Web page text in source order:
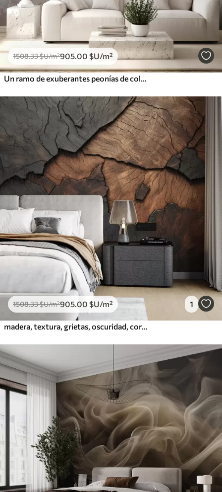
1508.33$U/m²905 .00 $U/m²
1508.33$U/m²905 .00 $U/m² 1